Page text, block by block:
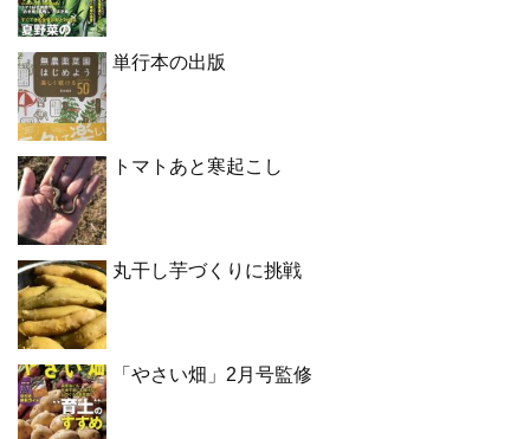
単行本の出版
トマトあと寒起こし
丸干し芋づくりに挑戦
「やさい畑」2月号監修